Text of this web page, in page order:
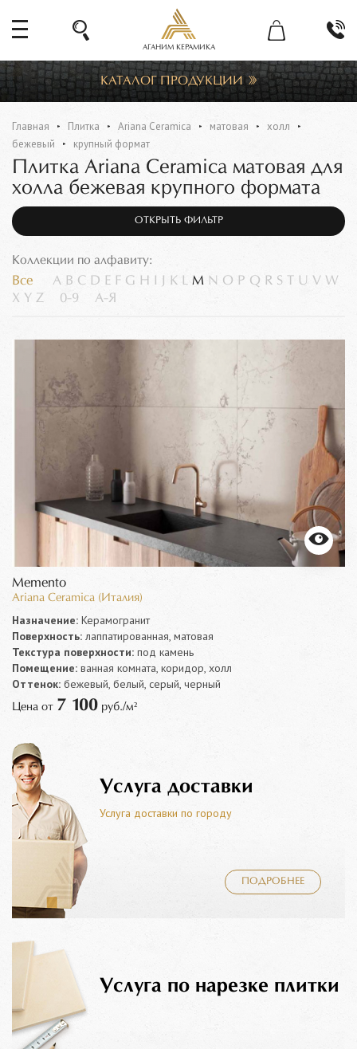
АГАНИМ КЕРАМИКА
КАТАЛОГ ПРОДУКЦИИ
Главная Плитка Ariana Ceramica матовая
холл
бежевый
крупный формат
Плитка Ariana Ceramica матовая для
холла бежевая крупного формата
ОТКРЫТЬ ФИЛЬТР
Коллекции по алфавиту:
Все A B C D E F G H K L M N O P Q R S U V W
X Y Z 0-9 А-Я
Memento
Ariana Ceramica (Италия)
Назначение: Керамогранит
Поверхность: лаппатированная, матовая
Текстура поверхности: под камень
Помещение: ванная комната, коридор, холл
Оттенок: бежевый, белый, серый, черный
Цена от 7 100 руб./м²
Услуга доставки
Услуга доставки по городу
ПОДРОБНЕЕ
Услуга по нарезке плитки